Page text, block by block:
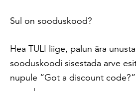
Sul on sooduskood?
Hea TULI liige, palun ära
sooduskoodi sisestada arve
nupule “Got a discount